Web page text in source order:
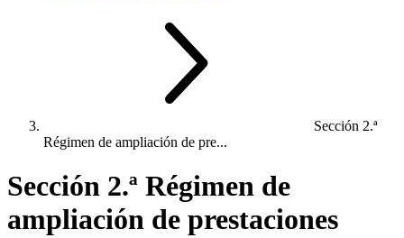
Sección 2.ª
Régimen de ampliación de pre...
Sección 2.ª Régimen de
ampliación de prestaciones